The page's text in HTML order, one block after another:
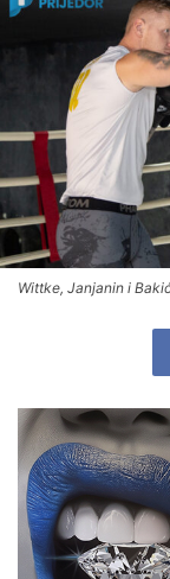
Wittke, Janjanin i